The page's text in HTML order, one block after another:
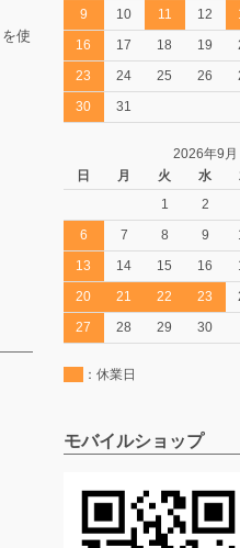
を使
9
10 11 12
16
17 18 19
23
24 25 26
30
31
2026年9月
日
月 火 水
1
2
6
7 8 9
13
14 15 16
20
21 22 23
27
28 29 30
：休業日
モバイルショップ